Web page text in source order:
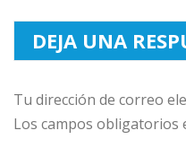
DEJA UNA
Tu dirección de correo
Los campos obligatorios